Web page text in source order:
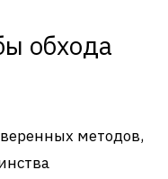
обхода
методов,